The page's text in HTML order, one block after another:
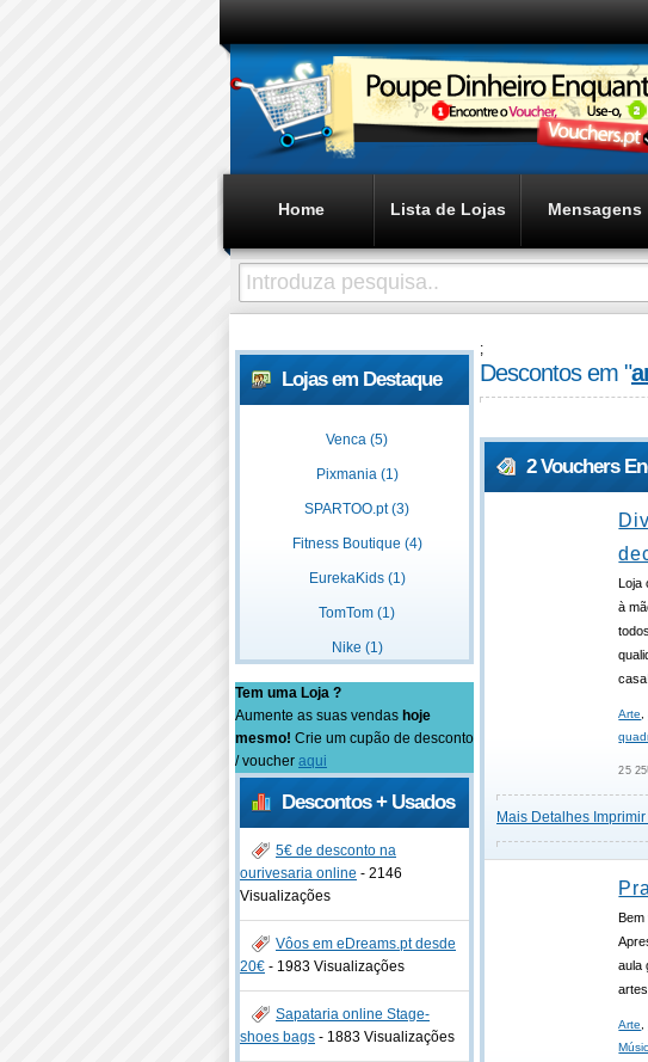
Home Lista de Lojas Mensagens
Lojas em Destaque
Venca (5)
Pixmania (1)
SPARTOO.pt (3)
Fitness Boutique (4)
EurekaKids (1)
TomTom (1)
Nike (1)
Tem uma Loja ?
Aumente as suas vendas hoje
mesmo! Crie um cupão de desconto
/ voucher aqui
Descontos + Usados
5€ de desconto na
ourivesaria online - 2146
Visualizações
Vôos em eDreams.pt desde
20€ - 1983 Visualizações
Sapataria online Stage-
shoes bags - 1883 Visualizações
;
Descontos em "
2 Vouchers
Loja
à
Arte ,
25
Mais Detalhes Imprimir
Bem
aula
Arte ,